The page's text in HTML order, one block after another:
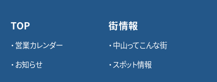
TOP
営業カレンダー
お知らせ
街情報
中山ってこんな街
スポット情報